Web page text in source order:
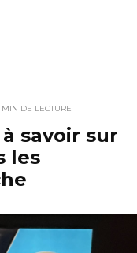
MIN DE LECTURE
à savoir sur
les